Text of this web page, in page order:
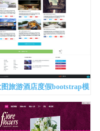
旅游酒店度假bootstrap模
板